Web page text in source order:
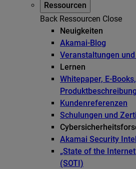
Ressourcen
Back Ressourcen Close
Neuigkeiten
Akamai-Blog
Veranstaltungen
Lernen
Whitepaper, E-
Kundenreferenzen
Schulungen und
Akamai Security
„State of the
(SOTI)